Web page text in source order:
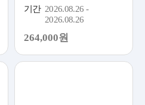
기간 2026.08.26 -
2026.08.26
264,000원